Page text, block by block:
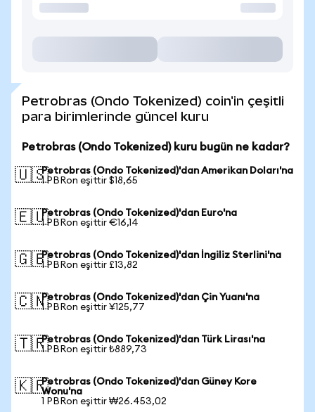
Petrobras (Ondo Tokenized) coin'in çeşitli
para birimlerinde güncel kuru
Petrobras (Ondo Tokenized) kuru bugün ne kadar?
🇺🇸Petrobras (Ondo Tokenized)'dan Amerikan Doları'na
1 PBRon eşittir $18,65
🇪🇺Petrobras (Ondo Tokenized)'dan Euro'na
1 PBRon eşittir €16,14
🇬🇧Petrobras (Ondo Tokenized)'dan İngiliz Sterlini'na
1 PBRon eşittir £13,82
🇨🇳Petrobras (Ondo Tokenized)'dan Çin Yuanı'na
1 PBRon eşittir ¥125,77
🇹🇷Petrobras (Ondo Tokenized)'dan Türk Lirası'na
1 PBRon eşittir ₺889,73
🇰🇷Petrobras (Ondo Tokenized)'dan Güney Kore
Wonu'na
1 PBRon eşittir ₩26.453,02